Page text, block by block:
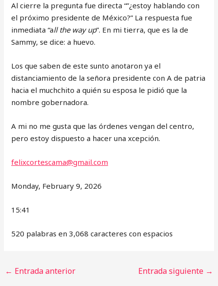
Al cierre la pregunta fue directa “”¿estoy hablando con
el próximo presidente de México?” La respuesta fue
inmediata “all the way up”. En mi tierra, que es la de
Sammy, se dice: a huevo.
Los que saben de este sunto anotaron ya el
distanciamiento de la señora presidente con A de patria
hacia el muchchito a quién su esposa le pidió que la
nombre gobernadora.
A mi no me gusta que las órdenes vengan del centro,
pero estoy dispuesto a hacer una xcepción.
felixcortescama@gmail.com
Monday, February 9, 2026
15:41
520 palabras en 3,068 caracteres con espacios
← Entrada anterior Entrada siguiente →